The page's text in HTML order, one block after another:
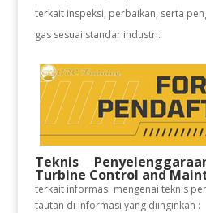
terkait inspeksi, perbaikan, serta
gas sesuai standar industri.
Teknis
Turbine Control and
terkait informasi mengenai teknis
tautan di informasi yang diinginkan :